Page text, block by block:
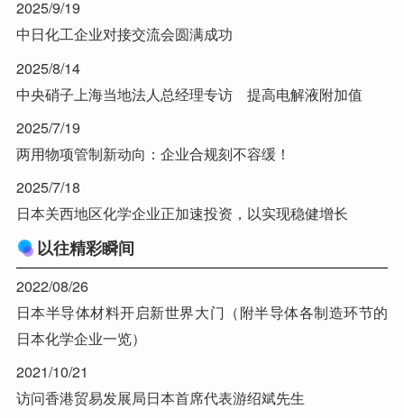
2025/9/19
中日化工企业对接交流会圆满成功
2025/8/14
中央硝子上海当地法人总经理专访 提高电解液附加值
2025/7/19
两用物项管制新动向：企业合规刻不容缓！
2025/7/18
日本关西地区化学企业正加速投资，以实现稳健增长
以往精彩瞬间
2022/08/26
日本半导体材料开启新世界大门（附半导体各制造环节的
日本化学企业一览）
2021/10/21
访问香港贸易发展局日本首席代表游绍斌先生